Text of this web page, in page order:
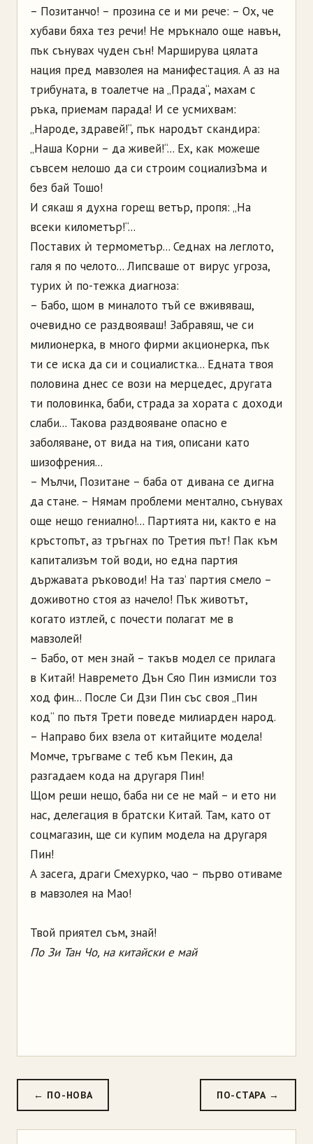
– Позитанчо! – прозина се и ми рече: – Ох, че
хубави бяха тез речи! Не мръкнало още навън,
пък сънувах чуден сън! Марширува цялата
нация пред мавзолея на манифестация. А аз на
трибуната, в тоалетче на „Прада“, махам с
ръка, приемам парада! И се усмихвам:
„Народе, здравей!“, пък народът скандира:
„Наша Корни – да живей!“... Ех, как можеше
съвсем нелошо да си строим социализЪма и
без бай Тошо!
И сякаш я духна горещ ветър, пропя: „На
всеки километър!“...
Поставих ѝ термометър... Седнах на леглото,
галя я по челото... Липсваше от вирус угроза,
турих ѝ по-тежка диагноза:
– Бабо, щом в миналото тъй се вживяваш,
очевидно се раздвояваш! Забравяш, че си
милионерка, в много фирми акционерка, пък
ти се иска да си и социалистка... Едната твоя
половина днес се вози на мерцедес, другата
ти половинка, баби, страда за хората с доходи
слаби... Такова раздвояване опасно е
заболяване, от вида на тия, описани като
шизофрения...
– Мълчи, Позитане – баба от дивана се дигна
да стане. – Нямам проблеми ментално, сънувах
още нещо гениално!... Партията ни, както е на
кръстопът, аз тръгнах по Третия път! Пак към
капитализъм той води, но една партия
държавата ръководи! На таз’ партия смело –
доживотно стоя аз начело! Пък животът,
когато изтлей, с почести полагат ме в
мавзолей!
– Бабо, от мен знай – такъв модел се прилага
в Китай! Навремето Дън Сяо Пин измисли тоз
ход фин... После Си Дзи Пин със своя „Пин
код“ по пътя Трети поведе милиарден народ.
– Направо бих взела от китайците модела!
Момче, тръгваме с теб към Пекин, да
разгадаем кода на другаря Пин!
Щом реши нещо, баба ни се не май – и ето ни
нас, делегация в братски Китай. Там, като от
соцмагазин, ще си купим модела на другаря
Пин!
А засега, драги Смехурко, чао – първо отиваме
в мавзолея на Мао!
Твой приятел съм, знай!
По Зи Тан Чо, на китайски е май
← ПО-НОВА ПО-СТАРА →